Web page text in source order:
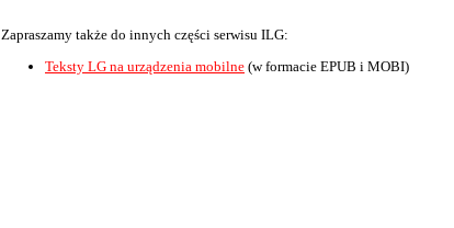
Zapraszamy także do innych części serwisu ILG:
Teksty LG na urządzenia mobilne (w formacie EPUB i MOBI)